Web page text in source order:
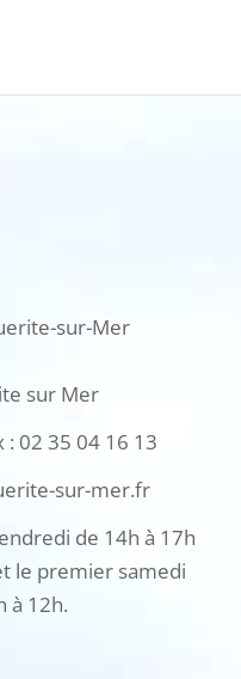
sur-Mer
sur Mer
: 02 35 04 16 13
sur-mer.fr
de 14h à 17h
le premier samedi
à 12h.